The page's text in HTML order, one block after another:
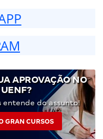
APROVAÇÃO NO
entende do assunto!
GRAN CURSOS